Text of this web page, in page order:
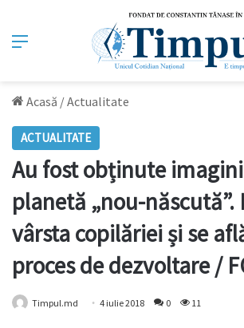
Meniu
Acasă /Actualitate
ACTUALITATE
Au fost obținute
planetă „nou-născută”.
vârsta copilăriei și se
proces de dezvoltare /
Timpul.md 4 iulie 2018 0 11